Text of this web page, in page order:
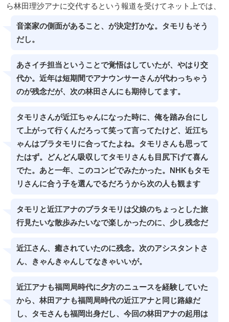
ら林田理沙アナに交代するという報道を受けてネット上では、
音楽家の側面があること、が決定打かな。タモリもそう
だし。
あさイチ担当ということで覚悟はしていたが、やはり交
代か。近年は短期間でアナウンサーさんが代わっちゃう
のが残念だが、次の林田さんにも期待してます。
タモリさんが近江ちゃんになった時に、俺を踏み台にし
て上がって行くんだろって笑って言ってたけど、近江ち
ゃんはブラタモリに合ってたよね。タモリさんも思って
たはず。どんどん吸収してタモリさんも目尻下げて喜ん
でた。あと一年、このコンビでみたかった。NHKもタモ
リさんに合う子を選んでるだろうから次の人も観ます
タモリと近江アナのブラタモリは父娘のちょっとした旅
行見たいな散歩みたいなで楽しかったのに、少し残念だ
近江さん、癒されていたのに残念。次のアシスタントさ
ん、きゃんきゃんしてなきゃいいが。
近江アナも福岡局時代に夕方のニュースを経験していた
から、林田アナも福岡局時代の近江アナと同じ路線だ
し、タモさんも福岡出身だし、今回の林田アナの起用は